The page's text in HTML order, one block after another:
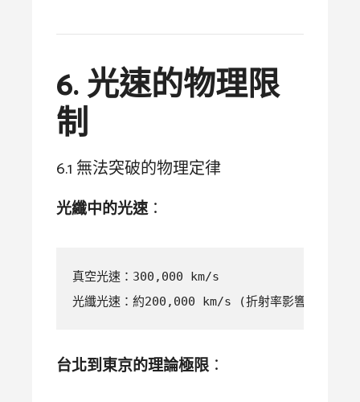
6. 光速的物理限
制
6.1 無法突破的物理定律
光纖中的光速：
真空光速：300,000 km/s
光纖光速：約200,000 km/s (折射率影響)
台北到東京的理論極限：